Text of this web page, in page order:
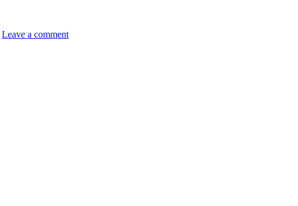
Leave a comment